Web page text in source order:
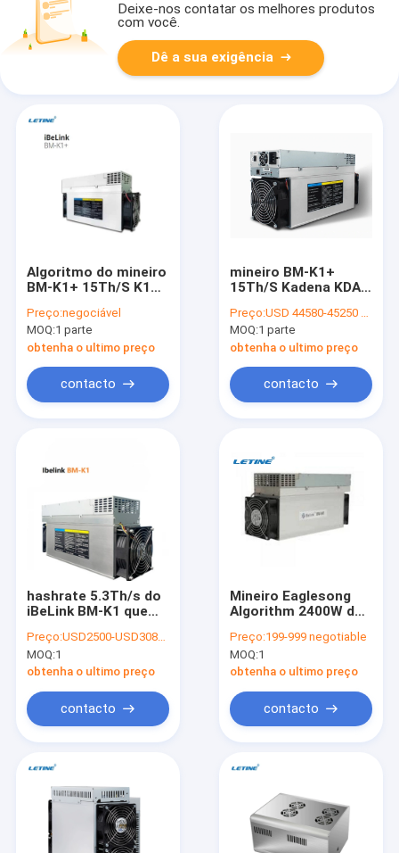
Produtos
Vídeos
Deixe-nos contatar os melhores produtos
com você.
Dê a sua exigência
Algoritmo do mineiro
BM-K1+ 15Th/S K1
iBeLink de CKB KDA
Preço:negociável
MOQ:1 parte
obtenha o ultimo preço
contacto
mineiro BM-K1+
15Th/S Kadena KDA
iBeLink 5.3Th/S
Preço:USD 44580-45250 per piece
MOQ:1 parte
obtenha o ultimo preço
contacto
hashrate 5.3Th/s do
iBeLink BM-K1 que
potência 835W do
algoritmo de Kadena.
Preço:USD2500-USD3080 negotiable
MOQ:1
obtenha o ultimo preço
contacto
Mineiro Eaglesong
Algorithm 2400W do
6.6Th/S
Preço:199-999 negotiable
MOQ:1
obtenha o ultimo preço
contacto